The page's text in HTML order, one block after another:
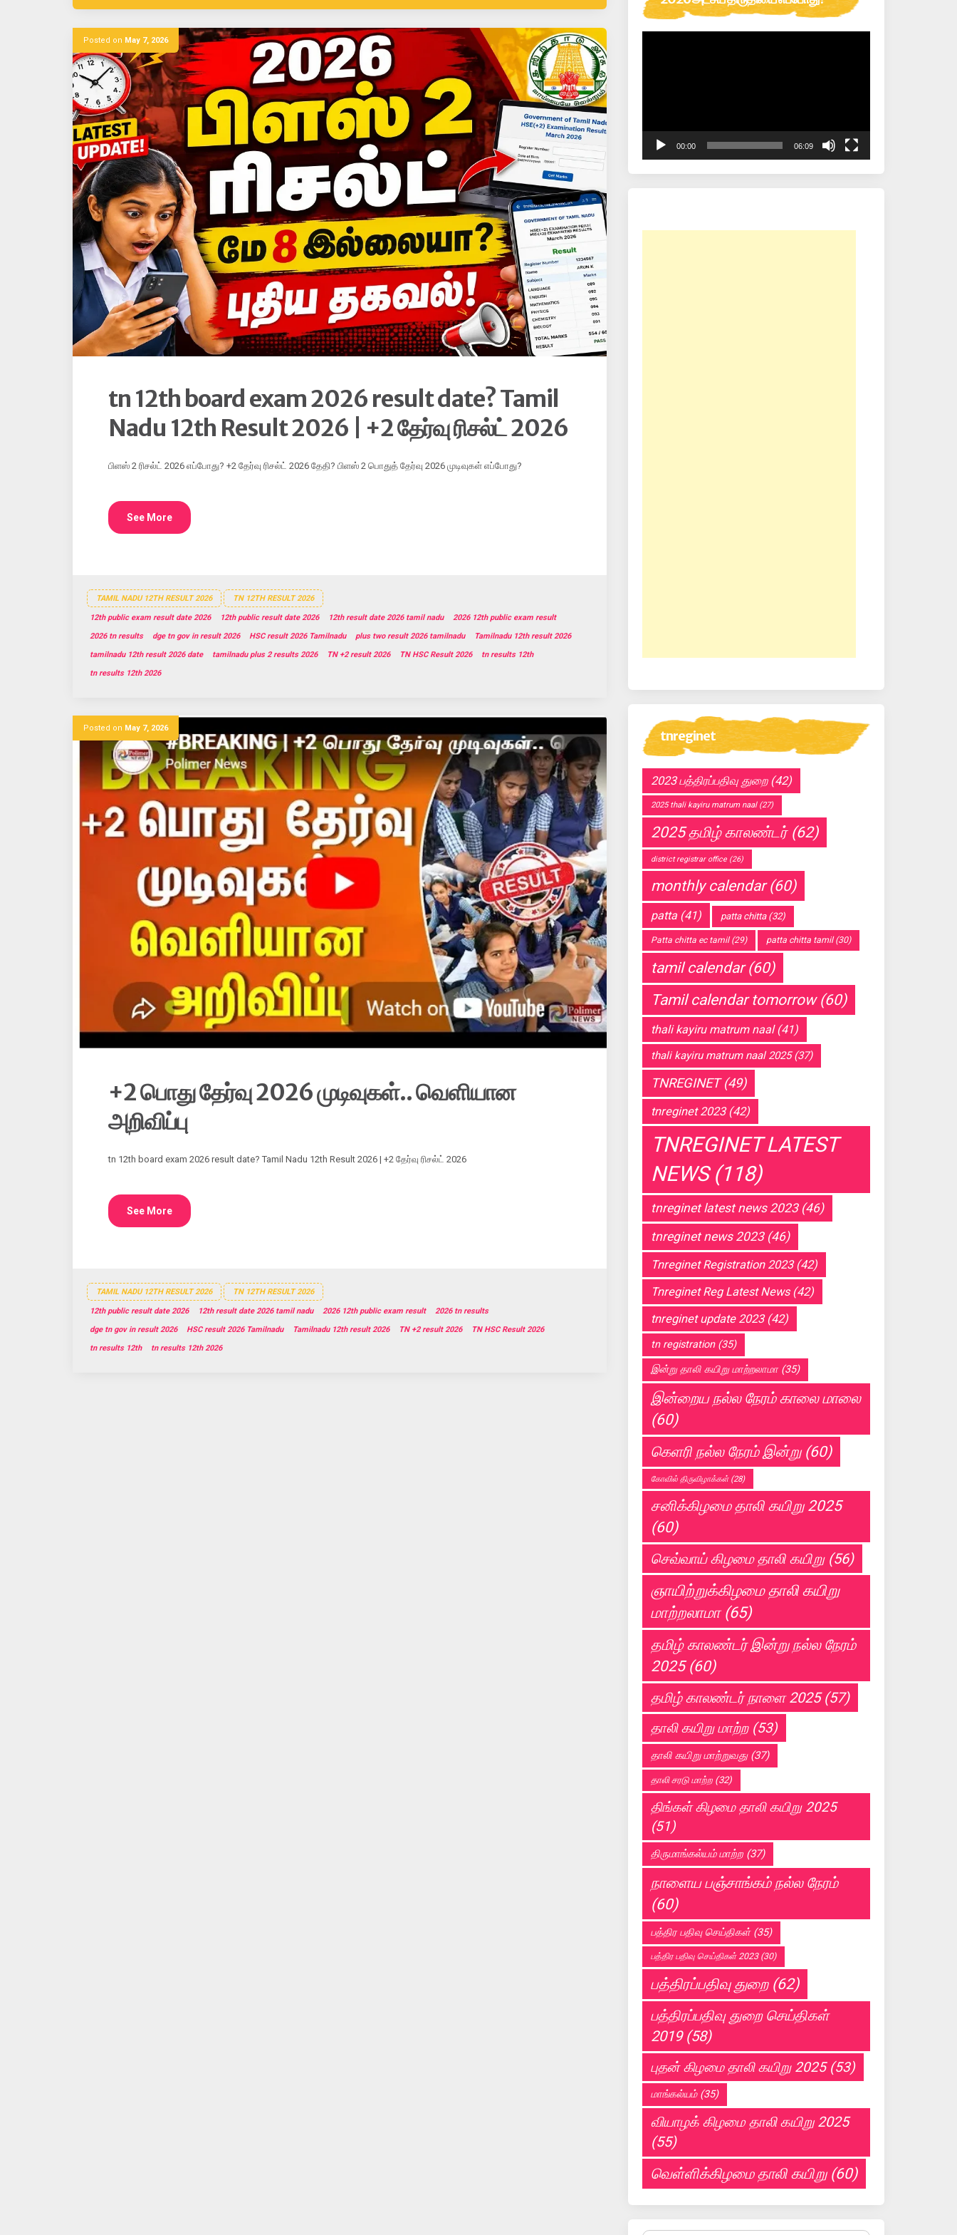
Posted on May 7, 2026
tn 12th board exam 2026 result date? Tamil
Nadu 12th Result 2026 | +2 தேர்வு ரிசல்ட் 2026
பிளஸ் 2 ரிசல்ட் 2026 எப்போது? +2 தேர்வு ரிசல்ட் 2026 தேதி? பிளஸ் 2 பொதுத் தேர்வு 2026 முடிவுகள் எப்போது?
See More
TAMIL NADU 12TH RESULT 2026 TN 12TH RESULT 2026
12th public exam result date 2026 12th public result date 2026 12th result date 2026 tamil nadu
2026 12th public exam result
2026 tn results
dge tn gov in result 2026 HSC result 2026 Tamilnadu plus two result 2026 tamilnadu
Tamilnadu 12th result 2026
tamilnadu 12th result 2026 date
tamilnadu plus 2 results 2026 TN +2 result 2026 TN HSC Result 2026
tn results 12th
tn results 12th 2026
Posted on May 7, 2026
+2 பொது தேர்வு 2026 முடிவுகள்.. வெளியான
அறிவிப்பு
tn 12th board exam 2026 result date? Tamil Nadu 12th Result 2026 | +2 தேர்வு ரிசல்ட் 2026
See More
TAMIL NADU 12TH RESULT 2026 TN 12TH RESULT 2026
12th public result date 2026 12th result date 2026 tamil nadu 2026 12th public exam result
2026 tn results
dge tn gov in result 2026
HSC result 2026 Tamilnadu Tamilnadu 12th result 2026 TN +2 result 2026
TN HSC Result 2026
tn results 12th
tn results 12th 2026
00:00 06:09
tnreginet
2023 பத்திரப்பதிவு துறை(42)
2025 thali kayiru matrum naal(27)
2025 தமிழ் காலண்டர்(62)
district registrar office (26)
monthly calendar(60)
patta (41) patta chitta(32)
Patta chitta ec tamil(29) patta chitta tamil(30)
tamil calendar(60)
Tamil calendar tomorrow(60)
thali kayiru matrum naal(41)
thali kayiru matrum naal 2025(37)
TNREGINET(49)
tnreginet 2023(42)
TNREGINET LATEST
NEWS(118)
tnreginet latest news 2023(46)
tnreginet news 2023(46)
Tnreginet Registration 2023(42)
Tnreginet Reg Latest News(42)
tnreginet update 2023(42)
tn registration(35)
இன்று தாலி கயிறு மாற்றலாமா(35)
இன்றைய நல்ல நேரம் காலை மாலை
(60)
கெளரி நல்ல நேரம் இன்று(60)
கோவில் திருவிழாக்கள்(28)
சனிக்கிழமை தாலி கயிறு 2025
(60)
செவ்வாய் கிழமை தாலி கயிறு(56)
ஞாயிற்றுக்கிழமை தாலி கயிறு
மாற்றலாமா(65)
தமிழ் காலண்டர் இன்று நல்ல நேரம்
2025(60)
தமிழ் காலண்டர் நாளை 2025(57)
தாலி கயிறு மாற்ற(53)
தாலி கயிறு மாற்றுவது(37)
தாலி சரடு மாற்ற (32)
திங்கள் கிழமை தாலி கயிறு 2025
(51)
திருமாங்கல்யம் மாற்ற (37)
நாளைய பஞ்சாங்கம் நல்ல நேரம்
(60)
பத்திர பதிவு செய்திகள்(35)
பத்திர பதிவு செய்திகள் 2023(30)
பத்திரப்பதிவு துறை(62)
பத்திரப்பதிவு துறை செய்திகள்
2019(58)
புதன் கிழமை தாலி கயிறு 2025(53)
மாங்கல்யம்(35)
வியாழக் கிழமை தாலி கயிறு 2025
(55)
வெள்ளிக்கிழமை தாலி கயிறு(60)